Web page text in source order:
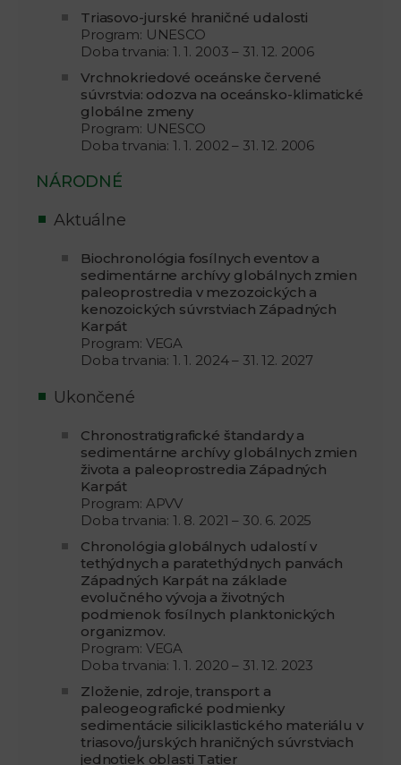
Triasovo-jurské hraničné udalosti
Program: UNESCO
Doba trvania: 1. 1. 2003 – 31. 12. 2006
Vrchnokriedové oceánske červené
súvrstvia: odozva na oceánsko-klimatické
globálne zmeny
Program: UNESCO
Doba trvania: 1. 1. 2002 – 31. 12. 2006
NÁRODNÉ
Aktuálne
Biochronológia fosílnych eventov a
sedimentárne archívy globálnych zmien
paleoprostredia v mezozoických a
kenozoických súvrstviach Západných
Karpát
Program: VEGA
Doba trvania: 1. 1. 2024 – 31. 12. 2027
Ukončené
Chronostratigrafické štandardy a
sedimentárne archívy globálnych zmien
života a paleoprostredia Západných
Karpát
Program: APVV
Doba trvania: 1. 8. 2021 – 30. 6. 2025
Chronológia globálnych udalostí v
tethýdnych a paratethýdnych panvách
Západných Karpát na základe
evolučného vývoja a životných
podmienok fosílnych planktonických
organizmov.
Program: VEGA
Doba trvania: 1. 1. 2020 – 31. 12. 2023
Zloženie, zdroje, transport a
paleogeografické podmienky
sedimentácie siliciklastického materiálu v
triasovo/jurských hraničných súvrstviach
jednotiek oblasti Tatier